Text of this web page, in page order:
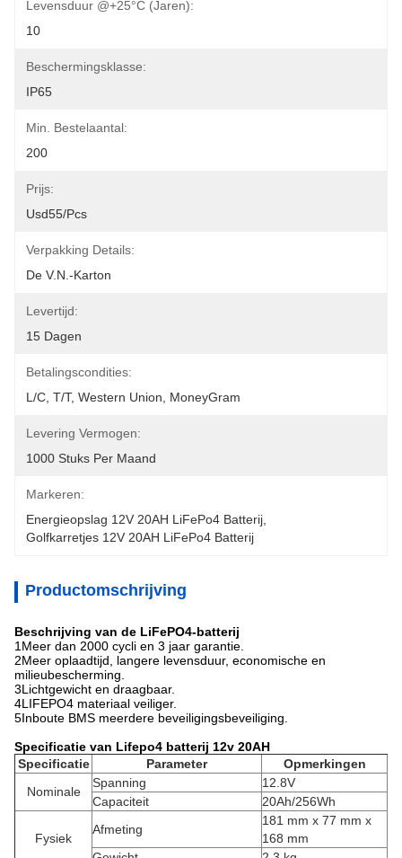
Levensduur @+25°C (jaren):
10
Beschermingsklasse:
IP65
Min. Bestelaantal:
200
Prijs:
Usd55/pcs
Verpakking Details:
De V.N.-Karton
Levertijd:
15 Dagen
Betalingscondities:
L/C, T/T, Western Union, MoneyGram
Levering Vermogen:
1000 Stuks Per Maand
Markeren:
Energieopslag 12V 20AH LiFePo4 Batterij
Golfkarretjes 12V 20AH LiFePo4 Batterij
Productomschrijving
Beschrijving van de LiFePO4-batterij
1Meer dan 2000 cycli en 3 jaar garantie.
2Meer oplaadtijd, langere levensduur, economische en
milieubescherming.
3Lichtgewicht en draagbaar.
4LIFEPO4 materiaal veiliger.
5Inboute BMS meerdere beveiligingsbeveiliging.
Specificatie van Lifepo4 batterij 12v 20AH
Specificatie
Parameter
Opmerkingen
Nominale
Spanning
12.8V
Capaciteit
20Ah/256Wh
Fysiek
Afmeting
181 mm x 77 mm x
168 mm